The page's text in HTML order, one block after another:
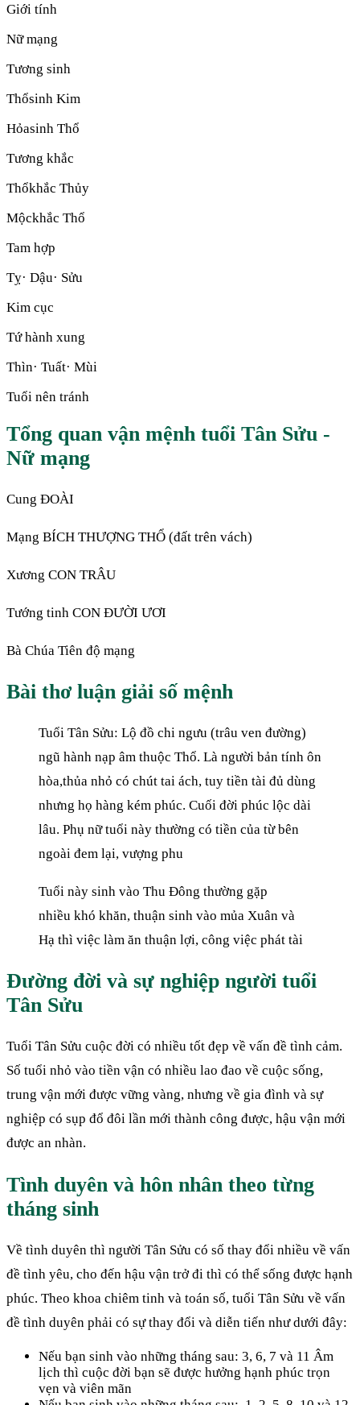
Giới tính
Nữ mạng
Tương sinh
Thổsinh Kim
Hỏasinh Thổ
Tương khắc
Thổkhắc Thủy
Mộckhắc Thổ
Tam hợp
Tỵ· Dậu· Sửu
Kim cục
Tứ hành xung
Thìn· Tuất· Mùi
Tuổi nên tránh
Tổng quan vận mệnh tuổi Tân Sửu -
Nữ mạng
Cung ĐOÀI
Mạng BÍCH THƯỢNG THỔ (đất trên vách)
Xương CON TRÂU
Tướng tinh CON ĐƯỜI ƯƠI
Bà Chúa Tiên độ mạng
Bài thơ luận giải số mệnh
Tuổi Tân Sửu: Lộ đồ chi ngưu (trâu ven đường)
ngũ hành nạp âm thuộc Thổ. Là người bản tính ôn
hòa,thủa nhỏ có chút tai ách, tuy tiền tài đủ dùng
nhưng họ hàng kém phúc. Cuối đời phúc lộc dài
lâu. Phụ nữ tuổi này thường có tiền của từ bên
ngoài đem lại, vượng phu
Tuổi này sinh vào Thu Đông thường gặp
nhiều khó khăn, thuận sinh vào mủa Xuân và
Hạ thì việc làm ăn thuận lợi, công việc phát tài
Đường đời và sự nghiệp người tuổi
Tân Sửu
Tuổi Tân Sửu cuộc đời có nhiều tốt đẹp về vấn đề tình cảm.
Số tuổi nhỏ vào tiền vận có nhiều lao đao về cuộc sống,
trung vận mới được vững vàng, nhưng về gia đình và sự
nghiệp có sụp đổ đôi lần mới thành công được, hậu vận mới
được an nhàn.
Tình duyên và hôn nhân theo từng
tháng sinh
Về tình duyên thì người Tân Sửu có số thay đổi nhiều về vấn
đề tình yêu, cho đến hậu vận trở đi thì có thể sống được hạnh
phúc. Theo khoa chiêm tinh và toán số, tuổi Tân Sửu về vấn
đề tình duyên phải có sự thay đổi và diễn tiến như dưới đây:
Nếu bạn sinh vào những tháng sau: 3, 6, 7 và 11 Âm
lịch thì cuộc đời bạn sẽ được hưởng hạnh phúc trọn
vẹn và viên mãn